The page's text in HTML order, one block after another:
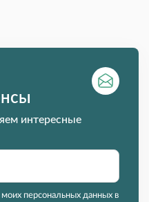
интересные
персональных данных в